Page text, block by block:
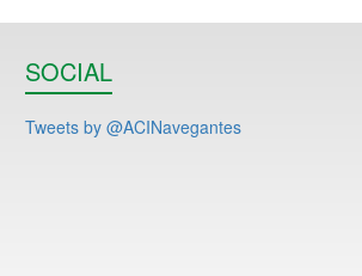
SOCIAL
Tweets by @ACINavegantes